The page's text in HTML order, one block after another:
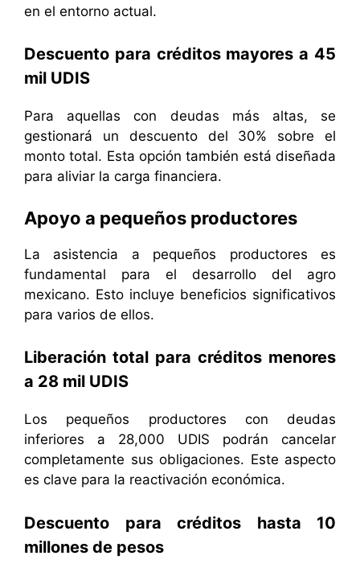
en el entorno actual.
Descuento para créditos mayores a 45
mil UDIS
Para aquellas con deudas más altas, se
gestionará un descuento del 30% sobre el
monto total. Esta opción también está diseñada
para aliviar la carga financiera.
Apoyo a pequeños productores
La asistencia a pequeños productores es
fundamental para el desarrollo del agro
mexicano. Esto incluye beneficios significativos
para varios de ellos.
Liberación total para créditos menores
a 28 mil UDIS
Los pequeños productores con deudas
inferiores a 28,000 UDIS podrán cancelar
completamente sus obligaciones. Este aspecto
es clave para la reactivación económica.
Descuento para créditos hasta 10
millones de pesos